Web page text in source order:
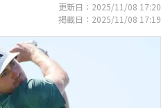
更新日：2025/11/08 17:20
掲載日：2025/11/08 17:19